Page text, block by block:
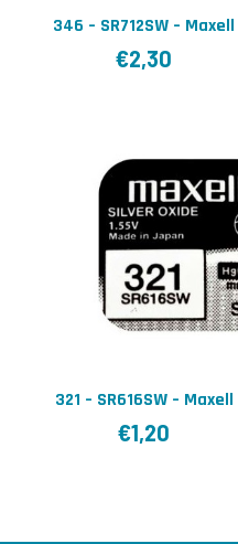
346 – SR712SW – Maxell
€2,30
321 – SR616SW – Maxell
€1,20